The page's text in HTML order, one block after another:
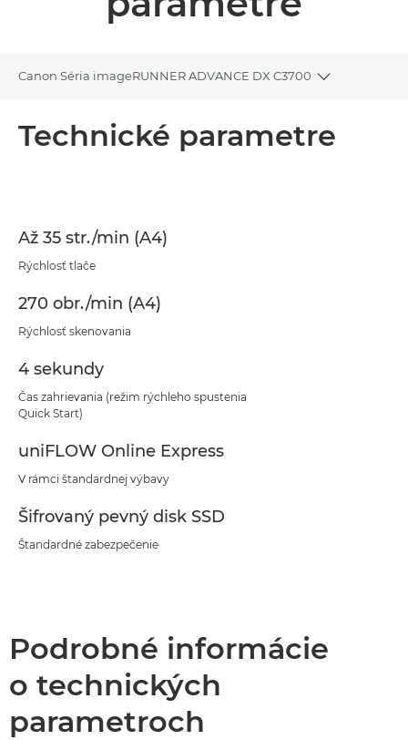
Canon Séria imageRUNNER ADVANCE DX C3700
Toggle
Technické parametre
Až 35 str./min (A4)
Rýchlosť tlače
270 obr./min (A4)
Rýchlosť skenovania
4 sekundy
Čas zahrievania (režim rýchleho spustenia
Quick Start)
uniFLOW Online Express
V rámci štandardnej výbavy
Šifrovaný pevný disk SSD
Štandardné zabezpečenie
Podrobné informácie
o technických
parametroch